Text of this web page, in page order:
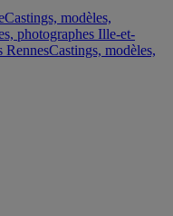
Castings, modèles,
photographes Ille-et-
RennesCastings, modèles,